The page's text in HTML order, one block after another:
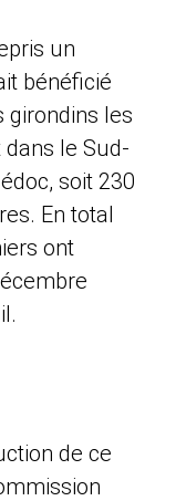
un
bénéficié
girondins les
le Sud-
soit 230
En total
ont
de ce